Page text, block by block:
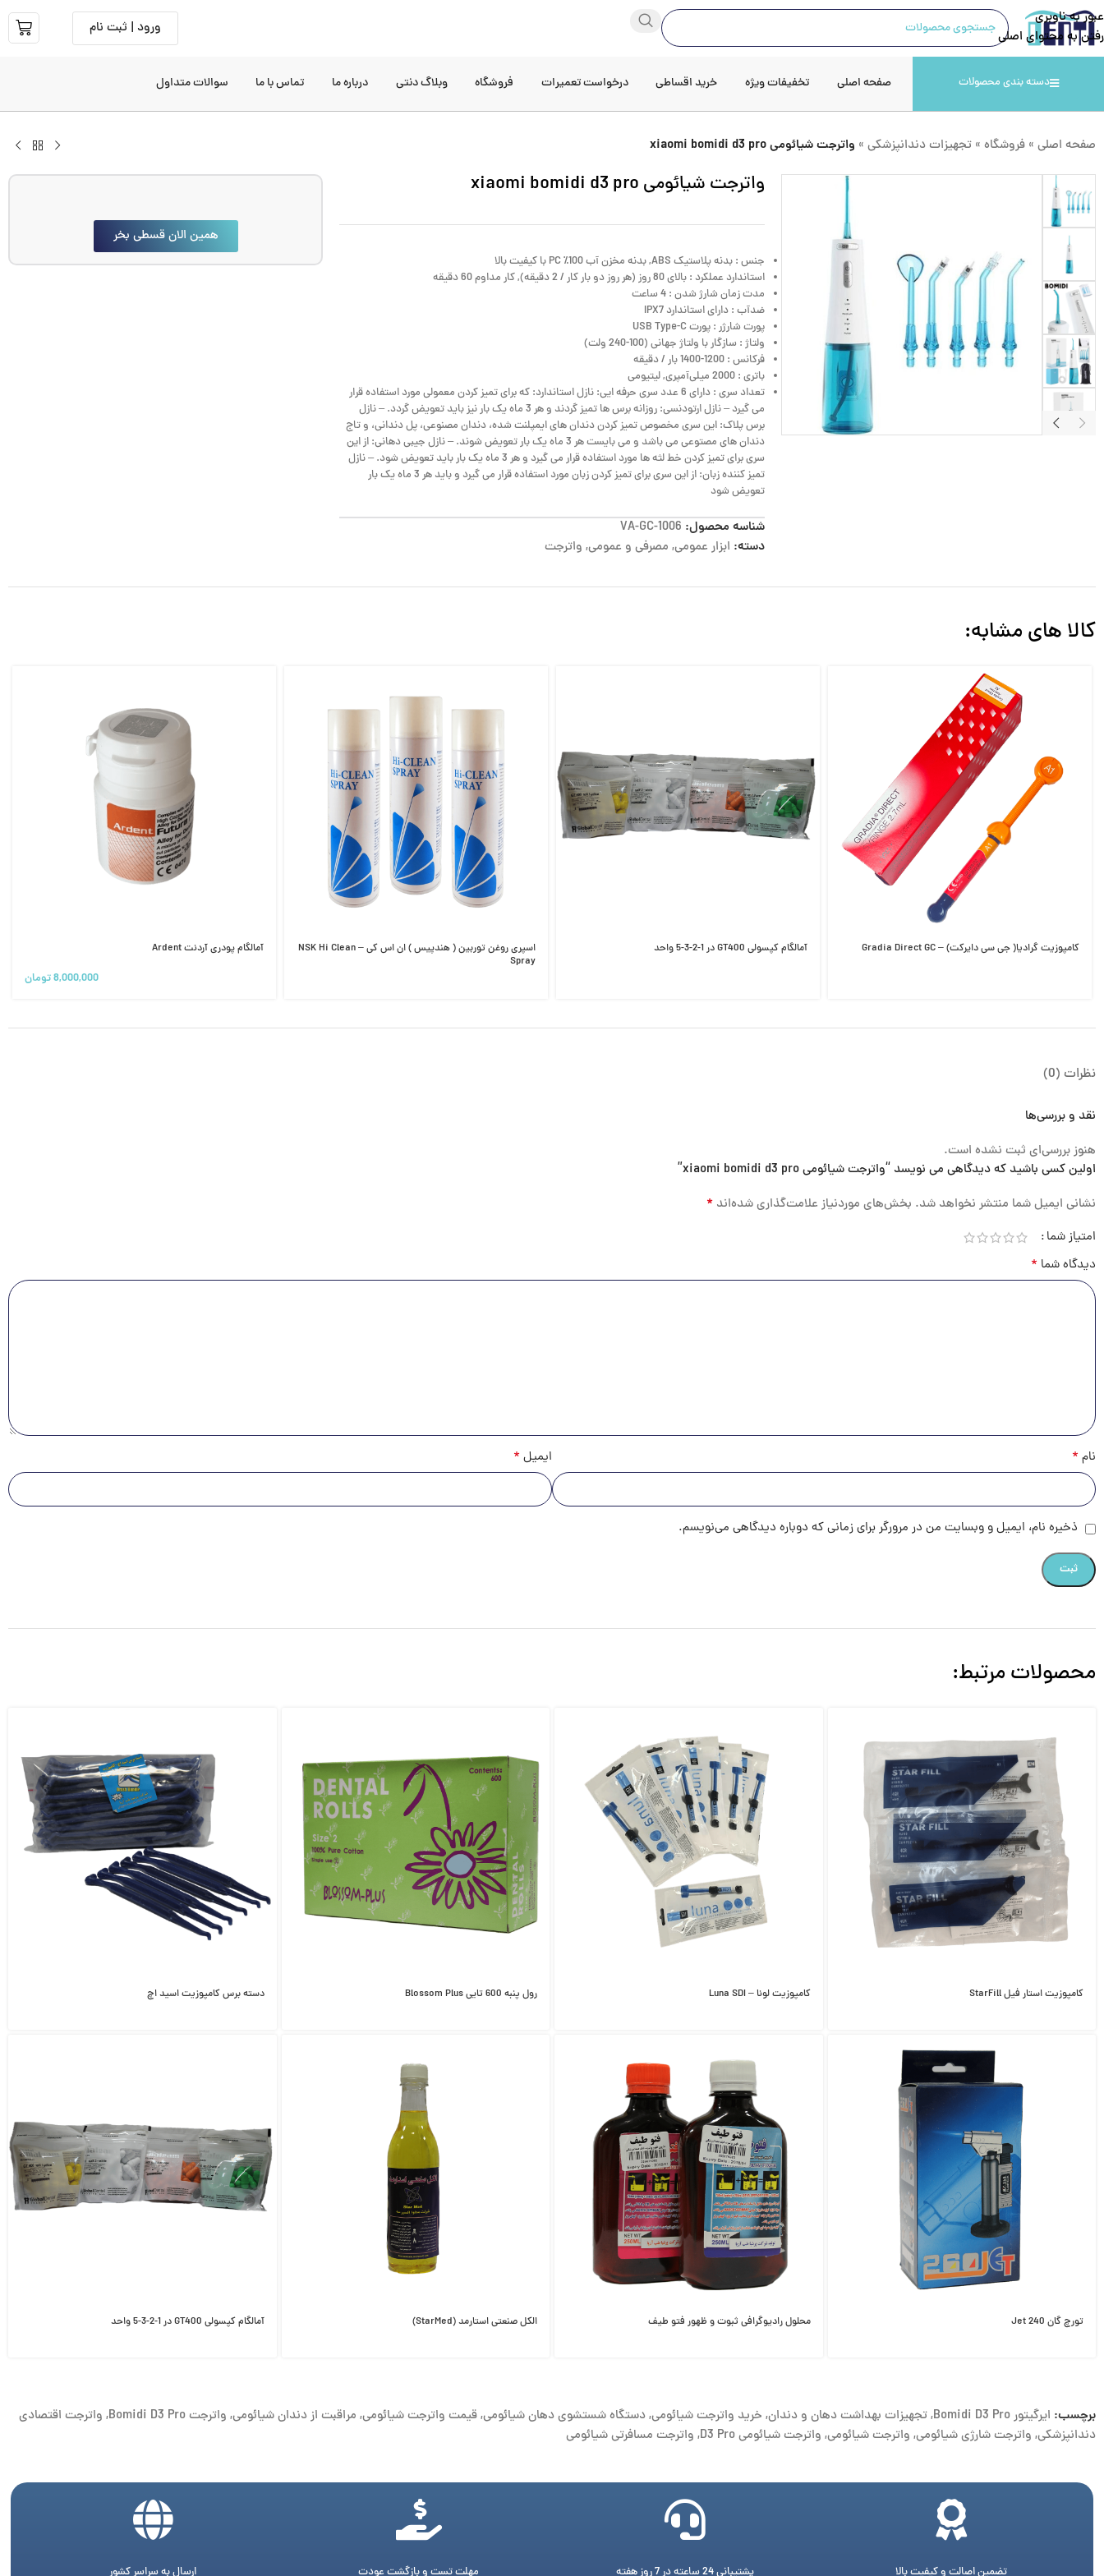
عبور به ناوبری
رفتن به محتوای اصلی
ورود | ثبت نام
دسته بندی محصولات صفحه اصلی تخفیفات ویژه خرید اقساطی درخواست تعمیرات فروشگاه وبلاگ دنتی درباره ما تماس با ما سوالات متداول
صفحه اصلی » فروشگاه » تجهیزات دندانپزشکی » واترجت شیائومی xiaomi bomidi d3 pro
واترجت شیائومی xiaomi bomidi d3 pro
جنس : بدنه پلاستیک ABS, بدنه مخزن آب 100٪ PC با کیفیت بالا
استاندارد عملکرد : بالای 80 روز (هر روز دو بار کار / 2 دقیقه), کار مداوم 60 دقیقه
مدت زمان شارژ شدن : 4 ساعت
ضدآب : دارای استاندارد IPX7
پورت شارژر : پورت USB Type-C
ولتاژ : سازگار با ولتاژ جهانی (100-240 ولت)
فرکانس : 1200-1400 بار / دقیقه
باتری : 2000 میلی‌آمپری, لیتیومی
تعداد سری : دارای 6 عدد سری حرفه ایی: نازل استاندارد: که برای تمیز کردن معمولی مورد استفاده قرار
می گیرد – نازل ارتودنسی: روزانه برس ها تمیز گردند و هر 3 ماه یک بار نیز باید تعویض گردد. – نازل
برس پلاک: این سری مخصوص تمیز کردن دندان های ایمپلنت شده، دندان مصنوعی، پل دندانی، و تاج
دندان های مصتوعی می باشد و می بایست هر 3 ماه یک بار تعویض شوند. – نازل جیبی دهانی: از این
سری برای تمیز کردن خط لثه ها مورد استفاده قرار می گیرد و هر 3 ماه یک بار باید تعویض شود. – نازل
تمیز کننده زبان: از این سری برای تمیز کردن زبان مورد استفاده قرار می گیرد و باید هر 3 ماه یک بار
تعویض شود
شناسه محصول: VA-GC-1006
دسته: ابزار عمومی, مصرفی و عمومی, واترجت
همین الان قسطی بخر
کالا های مشابه:
کامپوزیت گرادیا( جی سی دایرکت) – Gradia Direct GC آمالگام کپسولی GT400 در 1-2-3-5 واحد
اسپری روغن توربین ( هندپیس ) ان اس کی – NSK Hi Clean
Spray
آمالگام پودری آردنت Ardent
8,000,000تومان
نظرات (0)
نقد و بررسی‌ها
هنوز بررسی‌ای ثبت نشده است.
اولین کسی باشید که دیدگاهی می نویسد “واترجت شیائومی xiaomi bomidi d3 pro”
نشانی ایمیل شما منتشر نخواهد شد. بخش‌های موردنیاز علامت‌گذاری شده‌اند *
امتیاز شما
دیدگاه شما *
نام * ایمیل *
ذخیره نام، ایمیل و وبسایت من در مرورگر برای زمانی که دوباره دیدگاهی می‌نویسم.
محصولات مرتبط:
کامپوزیت استار فیل StarFill کامپوزیت لونا – Luna SDI رول پنبه 600 تایی Blossom Plus دسته برس کامپوزیت اسید اچ
تورچ گان 240 Jet محلول رادیوگرافی ثبوت و ظهور فتو طیف الکل صنعتی استارمد (StarMed) آمالگام کپسولی GT400 در 1-2-3-5 واحد
برچسب: ایرگیتور Bomidi D3 Pro ,تجهیزات بهداشت دهان و دندان, خرید واترجت شیائومی,دستگاه شستشوی دهان شیائومی,قیمت واترجت شیائومی, مراقبت از دندان شیائومی, واترجت Bomidi D3 Pro , واترجت اقتصادی
دندانپزشکی, واترجت شارژی شیائومی, واترجت شیائومی, واترجت شیائومی D3 Pro , واترجت مسافرتی شیائومی
تضمین اصالت و کیفیت بالا پشتیبانی 24 ساعته در 7 روز هفته مهلت تست و بازگشت عودت ارسال به سراسر کشور